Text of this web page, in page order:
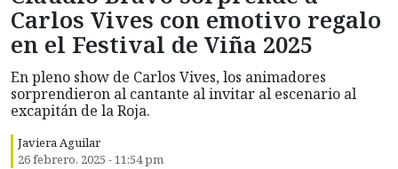
Carlos Vives con emotivo regalo
en el Festival de Viña 2025
En pleno show de Carlos Vives, los animadores
sorprendieron al cantante al invitar al escenario al
excapitán de la Roja.
Javiera Aguilar
26 febrero, 2025 - 11:54 pm